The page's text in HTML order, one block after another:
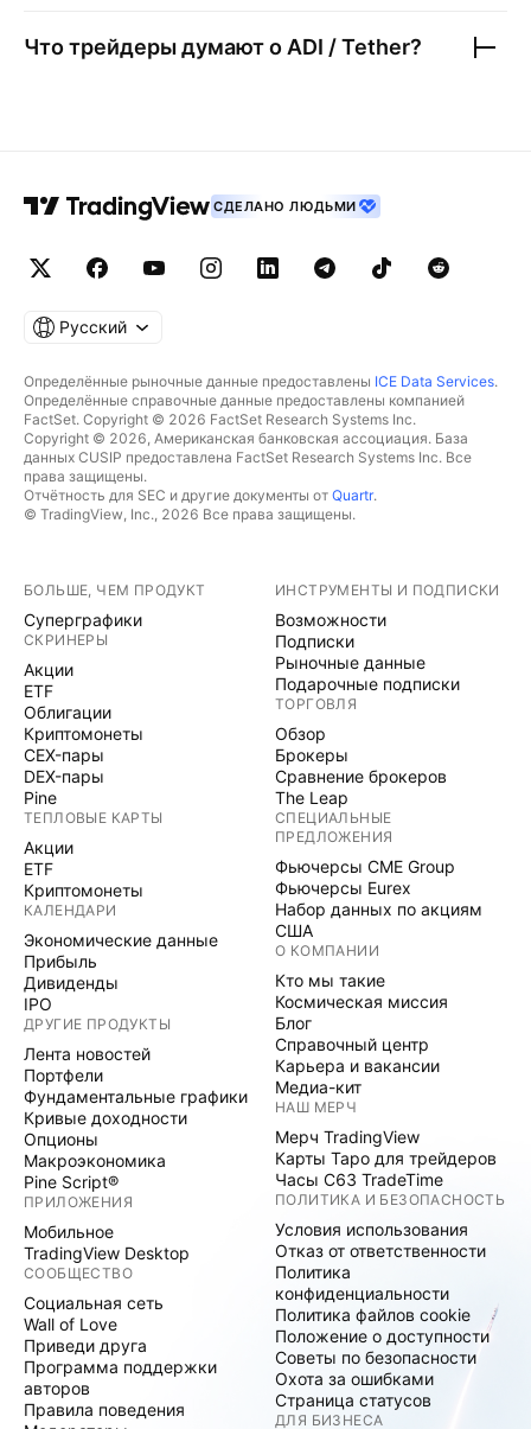
Что трейдеры думают о ADI / Tether?
СДЕЛАНО ЛЮДЬМИ
Русский
Определённые рыночные данные предоставлены ICE Data Services.
Определённые справочные данные предоставлены компанией
FactSet. Copyright © 2026 FactSet Research Systems Inc.
Copyright © 2026, Американская банковская ассоциация. База
данных CUSIP предоставлена FactSet Research Systems Inc. Все
права защищены.
Отчётность для SEC и другие документы от Quartr.
© TradingView, Inc., 2026 Все права защищены.
БОЛЬШЕ, ЧЕМ ПРОДУКТ
Суперграфики
СКРИНЕРЫ
Акции
ETF
Облигации
Криптомонеты
CEX-пары
DEX-пары
Pine
ТЕПЛОВЫЕ КАРТЫ
Акции
ETF
Криптомонеты
КАЛЕНДАРИ
Экономические данные
Прибыль
Дивиденды
IPO
ДРУГИЕ ПРОДУКТЫ
Лента новостей
Портфели
Фундаментальные графики
Кривые доходности
Опционы
Макроэкономика
Pine Script®
ПРИЛОЖЕНИЯ
Мобильное
TradingView Desktop
СООБЩЕСТВО
Социальная сеть
Wall of Love
Приведи друга
Программа поддержки
авторов
Правила поведения
ИНСТРУМЕНТЫ И ПОДПИСКИ
Возможности
Подписки
Рыночные данные
Подарочные подписки
ТОРГОВЛЯ
Обзор
Брокеры
Сравнение брокеров
The Leap
СПЕЦИАЛЬНЫЕ
ПРЕДЛОЖЕНИЯ
Фьючерсы CME Group
Фьючерсы Eurex
Набор данных по акциям
США
О КОМПАНИИ
Кто мы такие
Космическая миссия
Блог
Справочный центр
Карьера и вакансии
Медиа-кит
НАШ МЕРЧ
Мерч TradingView
Карты Таро для трейдеров
Часы C63 TradeTime
ПОЛИТИКА И БЕЗОПАСНОСТЬ
Условия использования
Отказ от ответственности
Политика
конфиденциальности
Политика файлов cookie
Положение о доступности
Советы по безопасности
Охота за ошибками
Страница статусов
ДЛЯ БИЗНЕСА